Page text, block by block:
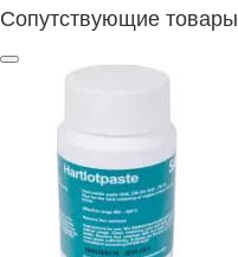
Сопутствующие товары